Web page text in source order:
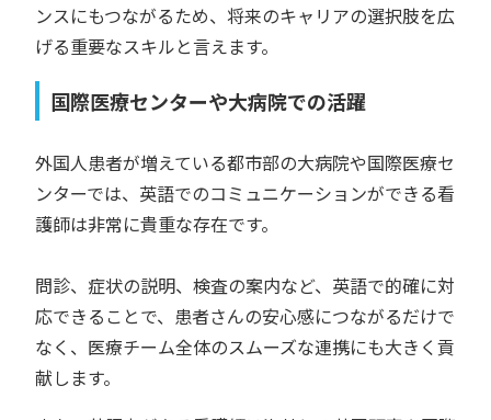
ンスにもつながるため、将来のキャリアの選択肢を広
げる重要なスキルと言えます。
国際医療センターや大病院での活躍
外国人患者が増えている都市部の大病院や国際医療セ
ンターでは、英語でのコミュニケーションができる看
護師は非常に貴重な存在です。
問診、症状の説明、検査の案内など、英語で的確に対
応できることで、患者さんの安心感につながるだけで
なく、医療チーム全体のスムーズな連携にも大きく貢
献します。